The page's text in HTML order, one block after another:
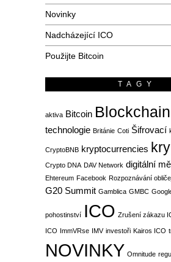
Novinky
Nadcházející ICO
Použijte Bitcoin
TAGY
aktiva Bitcoin Blockchain
technologie Británie Coti Šifrovací
CryptoBNB kryptocurrencies
Crypto DNA DAV Network digitální
Ehtereum Facebook Rozpoznávání
G20 Summit Gamblica GMBC
pohostinství ICO Zrušení zákazu
ICO ImmVRse IMV investoři Kairos ICO
NOVINKY Omnitude